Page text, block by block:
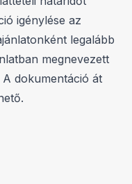
igénylése az
legalább
megnevezett
dokumentáció át